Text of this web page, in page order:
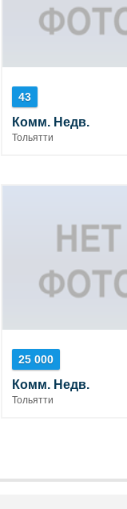
43
Комм. Недв.
Тольятти
25 000
Комм. Недв.
Тольятти